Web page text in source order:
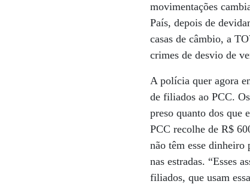
movimentações
País, depois de
casas de câmbio, a
crimes de desvio de
A polícia quer agora
de filiados ao PCC.
preso quanto dos que
PCC recolhe de R$
não têm esse dinheiro
nas estradas. “Esses
filiados, que usam